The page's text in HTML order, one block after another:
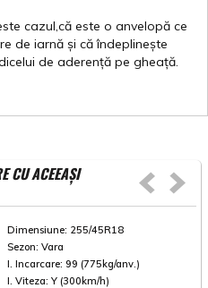
cazul,că este o anvelopă ce
de iarnă și că îndeplinește
de aderență pe gheață.
CU ACEEAȘI
Dimensiune: 255/45R18
Sezon: Vara
I. Incarcare: 99 (775kg/anv.)
I. Viteza: Y (300km/h)